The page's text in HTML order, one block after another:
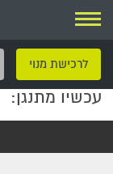
ניווט
לרכישת מנוי
עכשיו מתנגן: